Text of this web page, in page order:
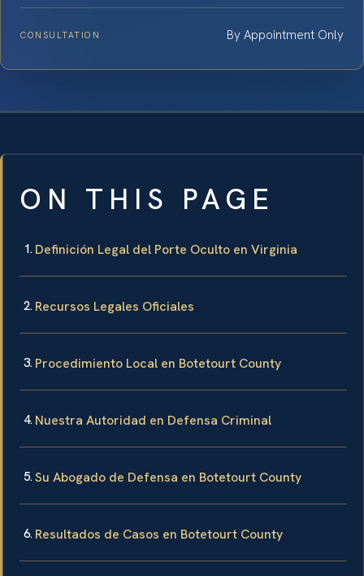
CONSULTATION By Appointment Only
ON THIS PAGE
Definición Legal del Porte Oculto en Virginia
Recursos Legales Oficiales
Procedimiento Local en Botetourt County
Nuestra Autoridad en Defensa Criminal
Su Abogado de Defensa en Botetourt County
Resultados de Casos en Botetourt County